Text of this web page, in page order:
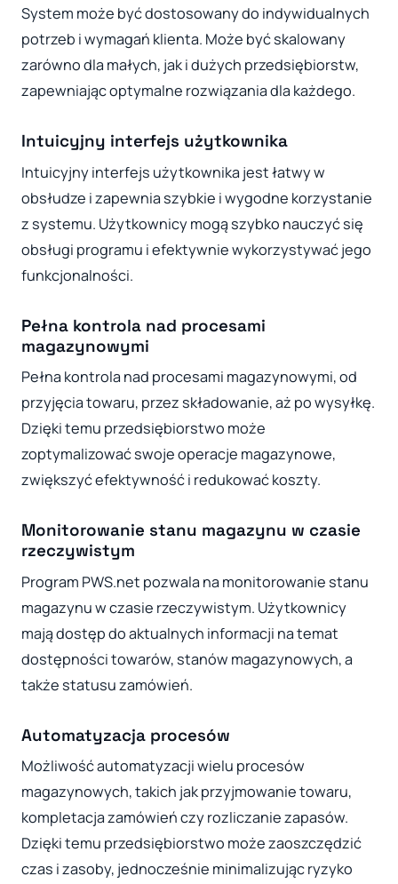
System może być dostosowany do indywidualnych
potrzeb i wymagań klienta. Może być skalowany
zarówno dla małych, jak i dużych przedsiębiorstw,
zapewniając optymalne rozwiązania dla każdego.
Intuicyjny interfejs użytkownika
Intuicyjny interfejs użytkownika jest łatwy w
obsłudze i zapewnia szybkie i wygodne korzystanie
z systemu. Użytkownicy mogą szybko nauczyć się
obsługi programu i efektywnie wykorzystywać jego
funkcjonalności.
Pełna kontrola nad procesami
magazynowymi
Pełna kontrola nad procesami magazynowymi, od
przyjęcia towaru, przez składowanie, aż po wysyłkę.
Dzięki temu przedsiębiorstwo może
zoptymalizować swoje operacje magazynowe,
zwiększyć efektywność i redukować koszty.
Monitorowanie stanu magazynu w czasie
rzeczywistym
Program PWS.net pozwala na monitorowanie stanu
magazynu w czasie rzeczywistym. Użytkownicy
mają dostęp do aktualnych informacji na temat
dostępności towarów, stanów magazynowych, a
także statusu zamówień.
Automatyzacja procesów
Możliwość automatyzacji wielu procesów
magazynowych, takich jak przyjmowanie towaru,
kompletacja zamówień czy rozliczanie zapasów.
Dzięki temu przedsiębiorstwo może zaoszczędzić
czas i zasoby, jednocześnie minimalizując ryzyko